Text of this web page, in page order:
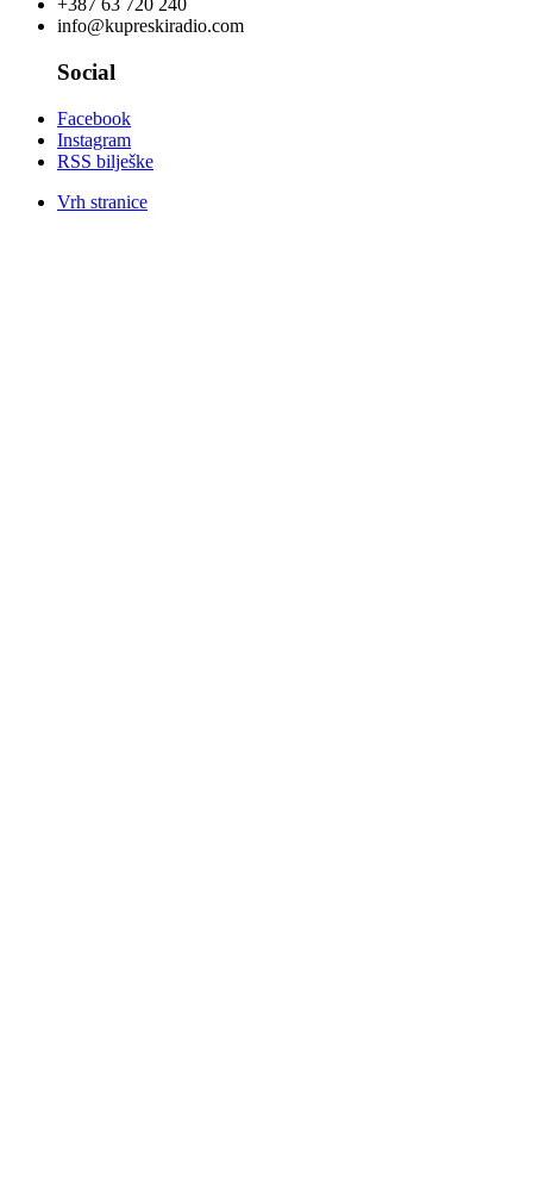
+387 63 720 240
info@kupreskiradio.com
Social
Facebook
Instagram
RSS bilješke
Vrh stranice